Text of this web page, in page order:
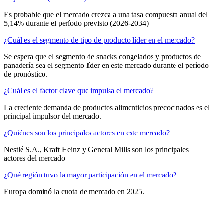
Es probable que el mercado crezca a una tasa compuesta anual del
5,14% durante el período previsto (2026-2034)
¿Cuál es el segmento de tipo de producto líder en el mercado?
Se espera que el segmento de snacks congelados y productos de
panadería sea el segmento líder en este mercado durante el período
de pronóstico.
¿Cuál es el factor clave que impulsa el mercado?
La creciente demanda de productos alimenticios precocinados es el
principal impulsor del mercado.
¿Quiénes son los principales actores en este mercado?
Nestlé S.A., Kraft Heinz y General Mills son los principales
actores del mercado.
¿Qué región tuvo la mayor participación en el mercado?
Europa dominó la cuota de mercado en 2025.